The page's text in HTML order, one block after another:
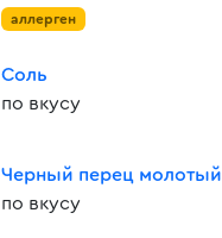
аллерген
Соль
по вкусу
Черный перец молотый
по вкусу